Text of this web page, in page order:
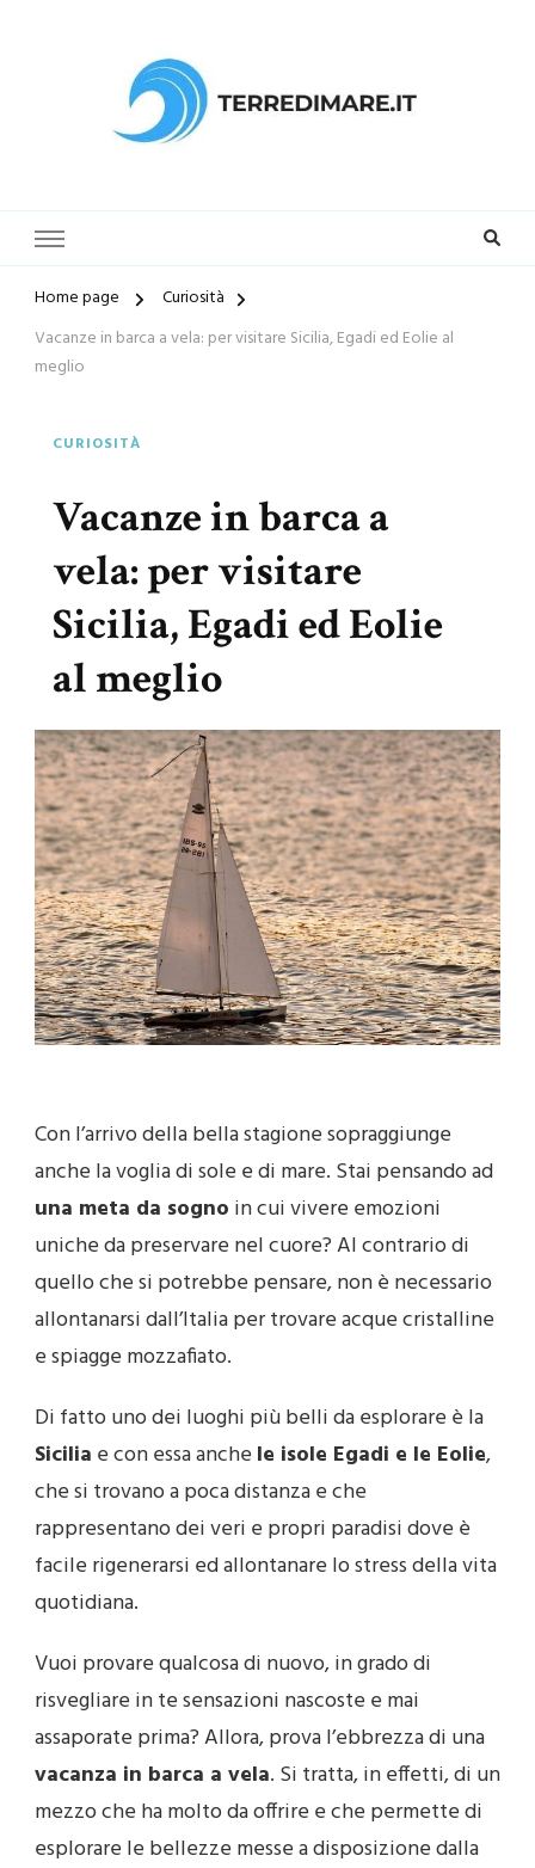
Home page
Curiosità
Vacanze in barca a vela: per visitare Sicilia, Egadi ed Eolie al
meglio
CURIOSITÀ
Vacanze in barca a
vela: per visitare
Sicilia, Egadi ed Eolie
al meglio
Con l’arrivo della bella stagione sopraggiunge
anche la voglia di sole e di mare. Stai pensando ad
una meta da sogno in cui vivere emozioni
uniche da preservare nel cuore? Al contrario di
quello che si potrebbe pensare, non è necessario
allontanarsi dall’Italia per trovare acque cristalline
e spiagge mozzafiato.
Di fatto uno dei luoghi più belli da esplorare è la
Sicilia e con essa anche le isole Egadi e le Eolie,
che si trovano a poca distanza e che
rappresentano dei veri e propri paradisi dove è
facile rigenerarsi ed allontanare lo stress della vita
quotidiana.
Vuoi provare qualcosa di nuovo, in grado di
risvegliare in te sensazioni nascoste e mai
assaporate prima? Allora, prova l’ebbrezza di una
vacanza in barca a vela. Si tratta, in effetti, di un
mezzo che ha molto da offrire e che permette di
esplorare le bellezze messe a disposizione dalla